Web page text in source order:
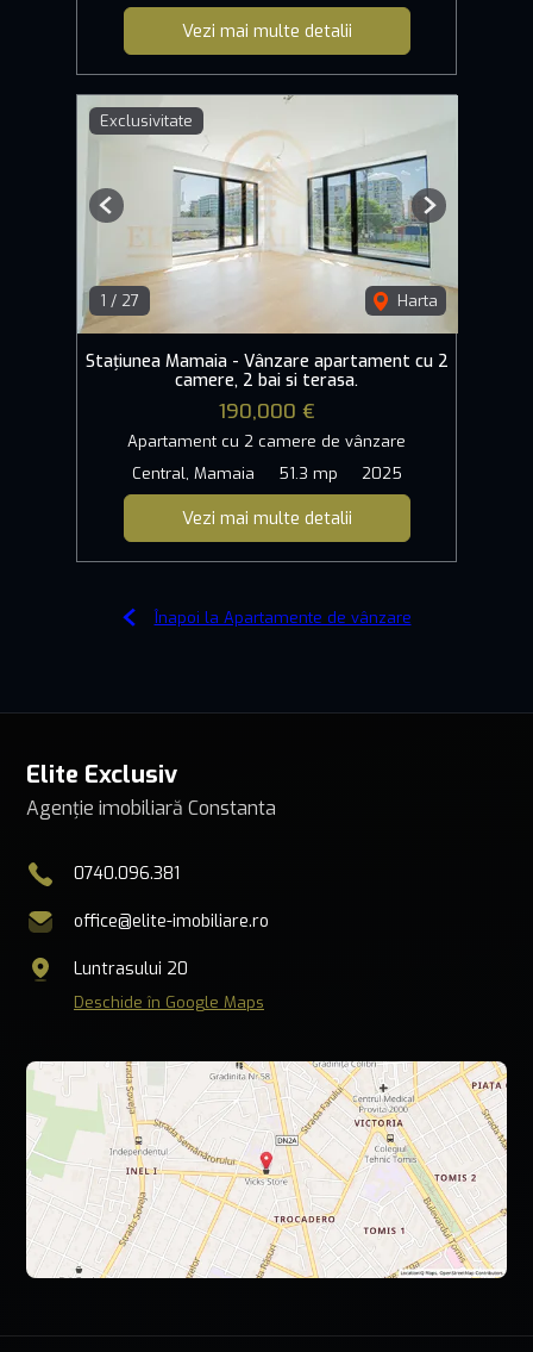
Vezi mai multe detalii
Exclusivitate
1 / 27 Harta
Previous Next
Stațiunea Mamaia - Vânzare apartament cu 2
camere, 2 bai si terasa.
190,000 €
Apartament cu 2 camere de vânzare
Central, Mamaia
51.3 mp 2025
Vezi mai multe detalii
Înapoi la Apartamente de vânzare
Elite Exclusiv
Agenție imobiliară Constanta
0740.096.381
office@elite-imobiliare.ro
Luntrasului 20
Deschide în Google Maps